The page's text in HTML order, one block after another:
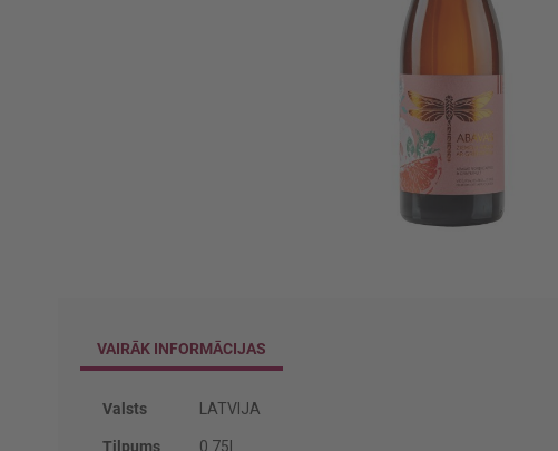
VAIRĀK INFORMĀCIJAS
Vairāk
Valsts LATVIJA
Tilpums 0.75l